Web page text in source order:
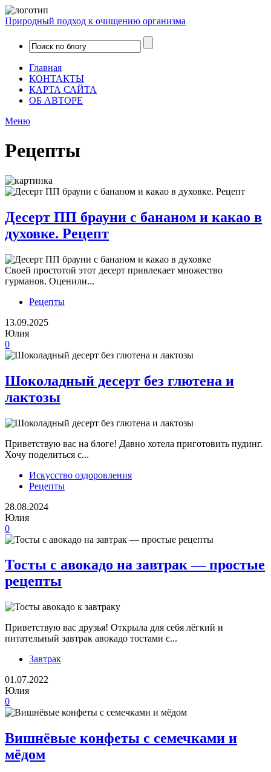
Природный подход к очищению организма
Главная
КОНТАКТЫ
КАРТА САЙТА
ОБ АВТОРЕ
Меню
Рецепты
Десерт ПП брауни с бананом и какао в
духовке. Рецепт
Своей простотой этот десерт привлекает множество
гурманов. Оценили...
Рецепты
13.09.2025
Юлия
0
Шоколадный десерт без глютена и
лактозы
Приветствую вас на блоге! Давно хотела приготовить пудинг.
Хочу поделиться с...
Искусство оздоровления
Рецепты
28.08.2024
Юлия
0
Тосты с авокадо на завтрак — простые
рецепты
Приветствую вас друзья! Открыла для себя лёгкий и
питательный завтрак авокадо тостами с...
Завтрак
01.07.2022
Юлия
0
Вишнёвые конфеты с семечками и
мёдом